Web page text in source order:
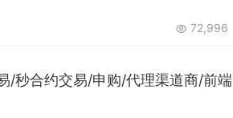
72,996
/秒合约交易/申购/代理渠道商/前端